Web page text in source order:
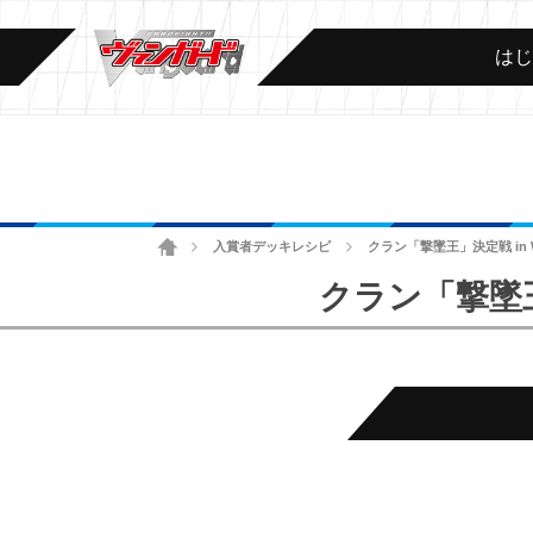
は
ホーム 入賞者デッキレシピ クラン「撃墜王」決定戦 in
クラン「撃